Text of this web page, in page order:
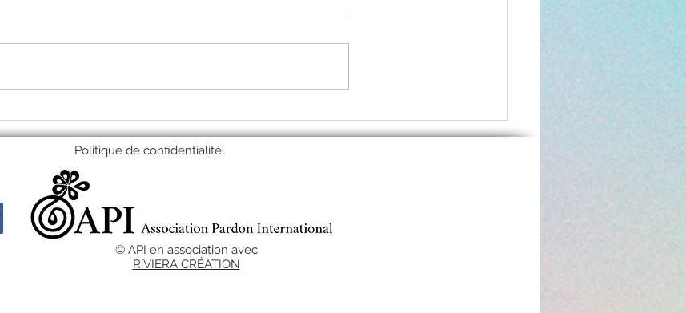
Cercles de Pardon en
anglais !
l'API fête ses 10 ans !!!
Politique de confidentialité
© API en association avec
RiVIERA CRÉATION